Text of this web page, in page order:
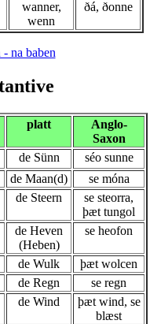
wanner,
wenn
ðá, ðonne
na baben
platt
Anglo-
Saxon
de Sünn
séo sunne
de Maan(d)
se móna
de Steern
se steorra,
þæt tungol
de Heven
(Heben)
se heofon
de Wulk
þæt wolcen
de Regn
se regn
de Wind
þæt wind, se
blæst